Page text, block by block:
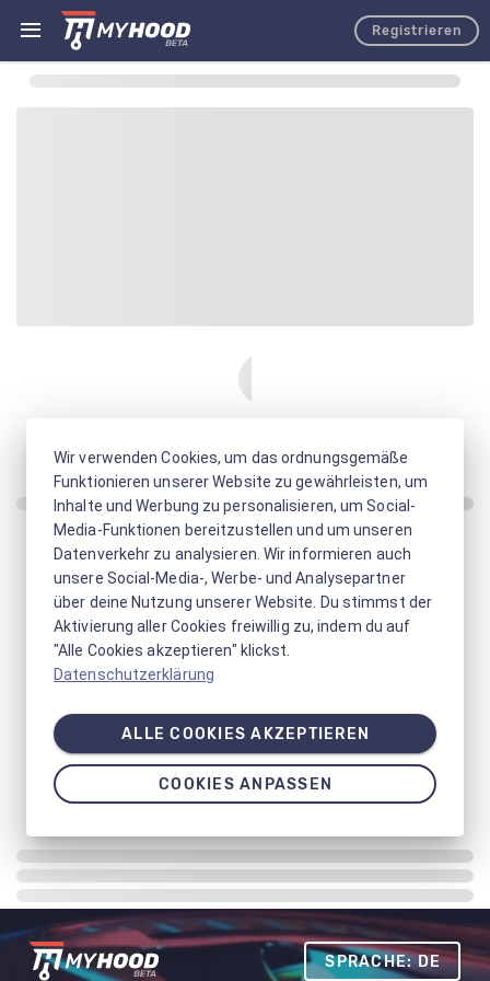
Registrieren
SPRACHE: DE
Wir verwenden Cookies, um das ordnungsgemäße
Funktionieren unserer Website zu gewährleisten, um
Inhalte und Werbung zu personalisieren, um Social-
Media-Funktionen bereitzustellen und um unseren
Datenverkehr zu analysieren. Wir informieren auch
unsere Social-Media-, Werbe- und Analysepartner
über deine Nutzung unserer Website. Du stimmst der
Aktivierung aller Cookies freiwillig zu, indem du auf
"Alle Cookies akzeptieren" klickst.
Datenschutzerklärung
ALLE COOKIES AKZEPTIEREN
COOKIES ANPASSEN